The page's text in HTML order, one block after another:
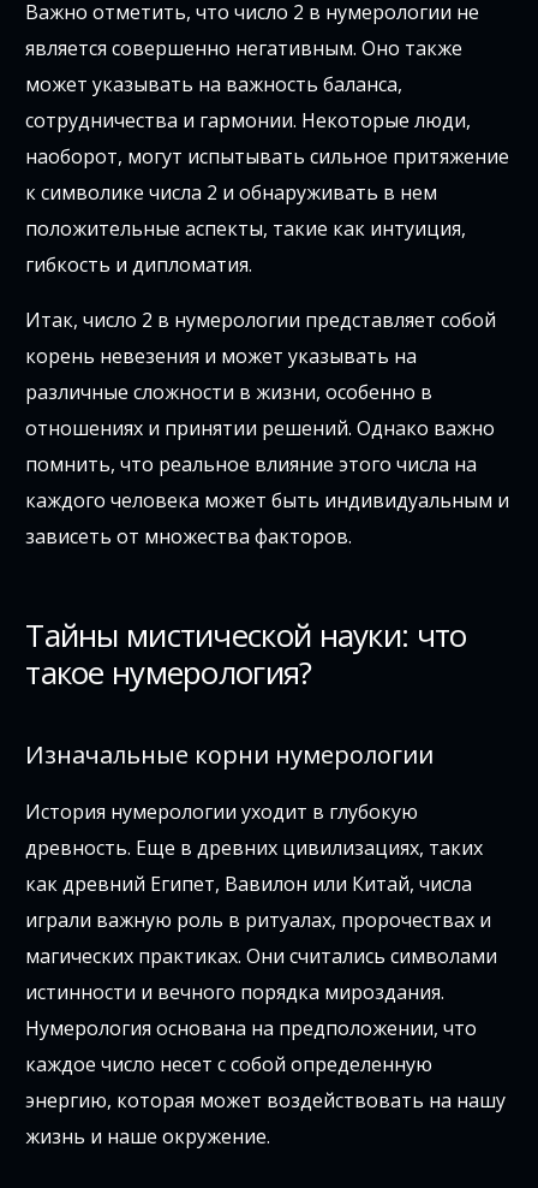
Важно отметить, что число 2 в нумерологии не
является совершенно негативным. Оно также
может указывать на важность баланса,
сотрудничества и гармонии. Некоторые люди,
наоборот, могут испытывать сильное притяжение
к символике числа 2 и обнаруживать в нем
положительные аспекты, такие как интуиция,
гибкость и дипломатия.
Итак, число 2 в нумерологии представляет собой
корень невезения и может указывать на
различные сложности в жизни, особенно в
отношениях и принятии решений. Однако важно
помнить, что реальное влияние этого числа на
каждого человека может быть индивидуальным и
зависеть от множества факторов.
Тайны мистической науки: что
такое нумерология?
Изначальные корни нумерологии
История нумерологии уходит в глубокую
древность. Еще в древних цивилизациях, таких
как древний Египет, Вавилон или Китай, числа
играли важную роль в ритуалах, пророчествах и
магических практиках. Они считались символами
истинности и вечного порядка мироздания.
Нумерология основана на предположении, что
каждое число несет с собой определенную
энергию, которая может воздействовать на нашу
жизнь и наше окружение.